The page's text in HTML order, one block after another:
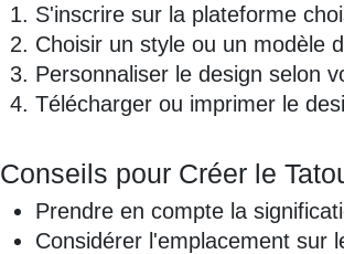
S'inscrire sur la plateforme
Choisir un style ou un modèle
Personnaliser le design selon
Télécharger ou imprimer le
Conseils pour Créer le
Prendre en compte la
Considérer l'emplacement sur